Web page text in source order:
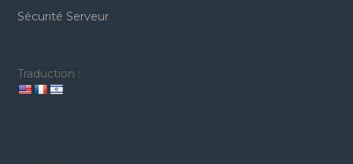
Sécurité Serveur
Traduction :